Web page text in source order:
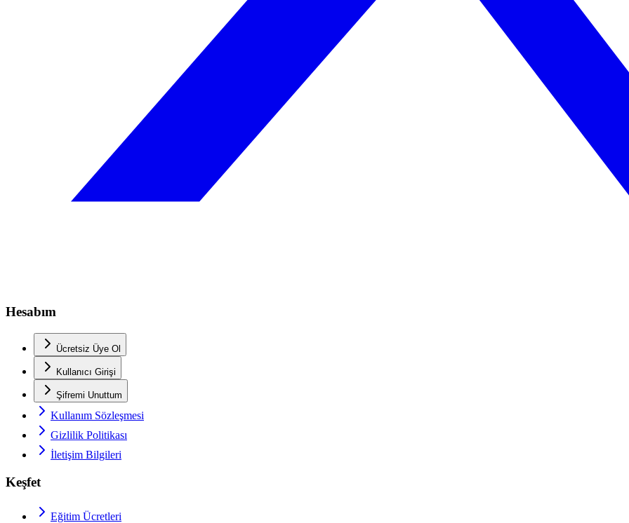
Hesabım
Ücretsiz Üye Ol
Kullanıcı Girişi
Şifremi Unuttum
Kullanım Sözleşmesi
Gizlilik Politikası
İletişim Bilgileri
Keşfet
Eğitim Ücretleri